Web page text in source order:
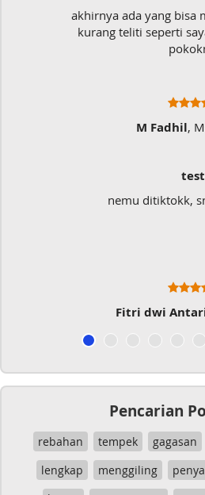
akhirnya ada yang bisa
kurang teliti seperti saya
pokoknya
M Fadhil,
testi
nemu ditiktokk, sngt
Fitri dwi Antari,
Pencarian
rebahan tempek gagasan
lengkap
menggiling